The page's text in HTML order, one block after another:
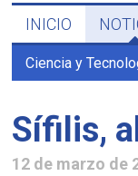
INICIO
Ciencia y
Sífilis,
12 de marzo de